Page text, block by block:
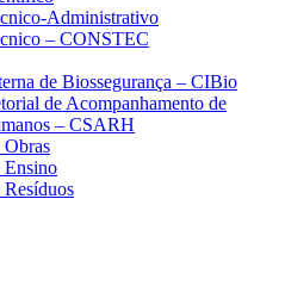
Administrativo
– CONSTEC
de Biossegurança – CIBio
de Acompanhamento de
– CSARH
Obras
Ensino
Resíduos